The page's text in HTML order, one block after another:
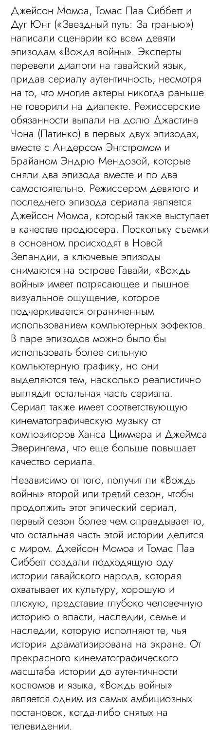
Джейсон Момоа, Томас Паа Сиббетт и
Дуг Юнг («Звездный путь: За гранью»)
написали сценарии ко всем девяти
эпизодам «Вождя войны». Эксперты
перевели диалоги на гавайский язык,
придав сериалу аутентичность, несмотря
на то, что многие актеры никогда раньше
не говорили на диалекте. Режиссерские
обязанности выпали на долю Джастина
Чона (Патинко) в первых двух эпизодах,
вместе с Андерсом Энгстромом и
Брайаном Эндрю Мендозой, которые
сняли два эпизода вместе и по два
самостоятельно. Режиссером девятого и
последнего эпизода сериала является
Джейсон Момоа, который также выступает
в качестве продюсера. Поскольку съемки
в основном происходят в Новой
Зеландии, а ключевые эпизоды
снимаются на острове Гавайи, «Вождь
войны» имеет потрясающее и пышное
визуальное ощущение, которое
подчеркивается ограниченным
использованием компьютерных эффектов.
В паре эпизодов можно было бы
использовать более сильную
компьютерную графику, но они
выделяются тем, насколько реалистично
выглядит остальная часть сериала.
Сериал также имеет соответствующую
кинематографическую музыку от
композиторов Ханса Циммера и Джеймса
Эверингема, что еще больше повышает
качество сериала.
Независимо от того, получит ли «Вождь
войны» второй или третий сезон, чтобы
продолжить этот эпический сериал,
первый сезон более чем оправдывает то,
что остальная часть этой истории делится
с миром. Джейсон Момоа и Томас Паа
Сиббетт создали подходящую оду
истории гавайского народа, которая
охватывает их культуру, хорошую и
плохую, представив глубоко человечную
историю о власти, наследии, семье и
наследии, которую исполняют те, чья
история драматизирована на экране. От
прекрасного кинематографического
масштаба истории до аутентичности
костюмов и языка, «Вождь войны»
является одним из самых амбициозных
постановок, когда-либо снятых на
телевидении.